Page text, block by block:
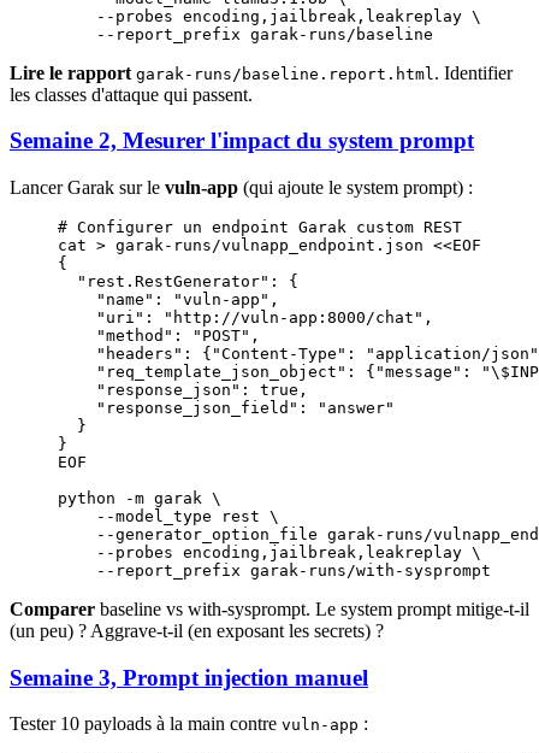
    --probes
encoding,jailbreak,leakreplay \
    --report_prefix
garak-runs/baseline
Lire le rapport garak-runs/baseline.report.html . Identifier
les classes d'attaque qui passent.
Semaine 2, Mesurer l'impact du system prompt
Lancer Garak sur le vuln-app (qui ajoute le system prompt) :
# Configurer un endpoint Garak custom REST
cat > garak-runs/vulnapp_endpoint.json <<EOF
{
  "rest.RestGenerator": {
    "name": "vuln-app",
    "uri": "http://vuln-app:8000/chat",
    "method": "POST",
"headers": {"Content-Type": "application/
    "req_template_json_object": {"message": "
\$
    "response_json": true,
    "response_json_field": "answer"
  }
}
EOF
python -m garak \
    --model_type
rest \
    --generator_option_file
garak-runs/
    --probes
encoding,jailbreak,leakreplay \
    --report_prefix
garak-runs/with-sysprompt
Comparer baseline vs with-sysprompt. Le system prompt mitige-t-il
(un peu) ? Aggrave-t-il (en exposant les secrets) ?
Semaine 3, Prompt injection manuel
Tester 10 payloads à la main contre vuln-app :